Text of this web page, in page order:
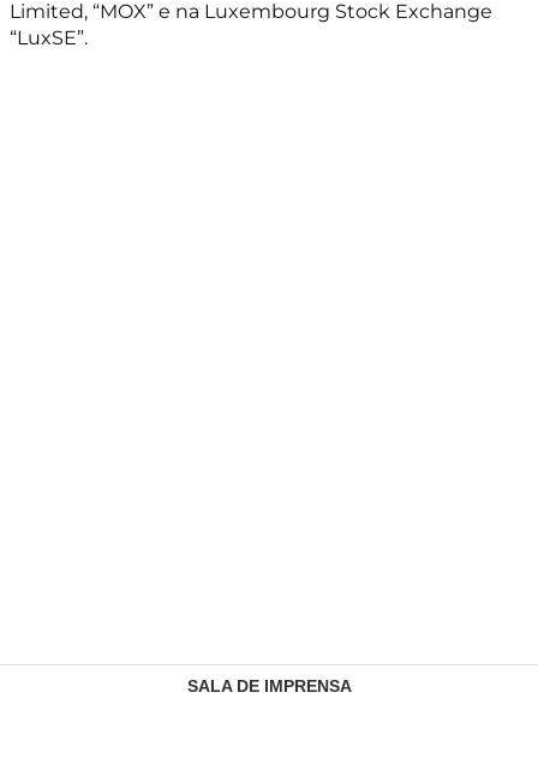
Limited, “MOX” e na Luxembourg Stock Exchange
“LuxSE”.
SALA DE IMPRENSA